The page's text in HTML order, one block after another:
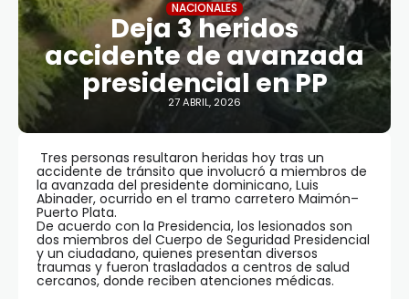
NACIONALES
Deja 3 heridos
accidente de avanzada
presidencial en PP
27 ABRIL, 2026
Tres personas resultaron heridas hoy tras un
accidente de tránsito que involucró a miembros de
la avanzada del presidente dominicano, Luis
Abinader, ocurrido en el tramo carretero Maimón–
Puerto Plata.
De acuerdo con la Presidencia, los lesionados son
dos miembros del Cuerpo de Seguridad Presidencial
y un ciudadano, quienes presentan diversos
traumas y fueron trasladados a centros de salud
cercanos, donde reciben atenciones médicas.